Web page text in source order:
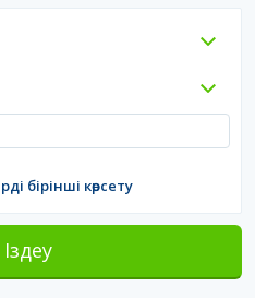
бірінші көрсету
Іздеу